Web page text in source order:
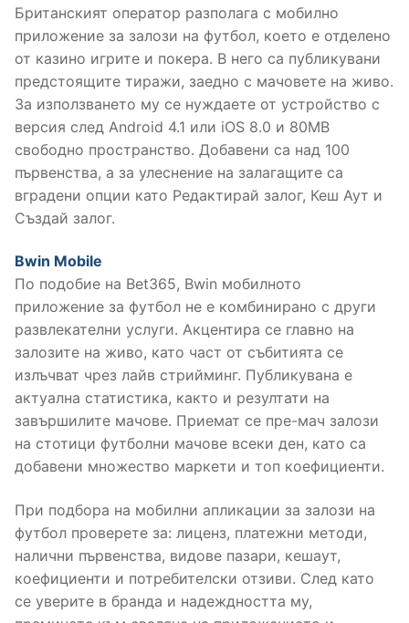
Британският оператор разполага с мобилно
приложение за залози на футбол, което е отделено
от казино игрите и покера. В него са публикувани
предстоящите тиражи, заедно с мачовете на живо.
За използването му се нуждаете от устройство с
версия след Android 4.1 или iOS 8.0 и 80MB
свободно пространство. Добавени са над 100
първенства, а за улеснение на залагащите са
вградени опции като Редактирай залог, Кеш Аут и
Създай залог.
Bwin Mobile
По подобие на Bet365, Bwin мобилното
приложение за футбол не е комбинирано с други
развлекателни услуги. Акцентира се главно на
залозите на живо, като част от събитията се
излъчват чрез лайв стрийминг. Публикувана е
актуална статистика, както и резултати на
завършилите мачове. Приемат се пре-мач залози
на стотици футболни мачове всеки ден, като са
добавени множество маркети и топ коефициенти.
При подбора на мобилни апликации за залози на
футбол проверете за: лиценз, платежни методи,
налични първенства, видове пазари, кешаут,
коефициенти и потребителски отзиви. След като
се уверите в бранда и надеждността му,